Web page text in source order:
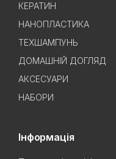
КЕРАТИН
НАНОПЛАСТИКА
ТЕХШАМПУНЬ
ДОМАШНІЙ ДОГЛЯД
АКСЕСУАРИ
НАБОРИ
Інформація